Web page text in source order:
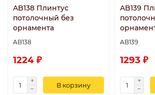
AB138 Плинтус
потолочный без
орнамента
AB138
1224 ₽
В корзину
AB139
AB139
1293 ₽